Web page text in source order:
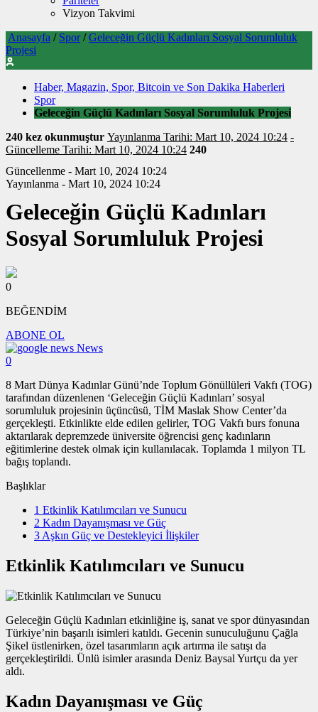
Vizyon Takvimi
Anasayfa / Spor / Geleceğin Güçlü Kadınları Sosyal Sorumluluk
Projesi
Haber, Magazin, Spor, Bitcoin ve Son Dakika Haberleri
Spor
Geleceğin Güçlü Kadınları Sosyal Sorumluluk Projesi
240 kez okunmuştur Yayınlanma Tarihi: Mart 10, 2024 10:24 -
Güncelleme Tarihi: Mart 10, 2024 10:24 240
Güncellenme - Mart 10, 2024 10:24
Yayınlanma - Mart 10, 2024 10:24
Geleceğin Güçlü Kadınları
Sosyal Sorumluluk Projesi
0
BEĞENDİM
ABONE OL
News
0
8 Mart Dünya Kadınlar Günü’nde Toplum Gönüllüleri Vakfı (TOG)
tarafından düzenlenen ‘Geleceğin Güçlü Kadınları’ sosyal
sorumluluk projesinin üçüncüsü, TİM Maslak Show Center’da
gerçekleşti. Etkinlikte elde edilen gelirler, TOG Vakfı burs fonuna
aktarılarak depremzede üniversite öğrencisi genç kadınların
eğitimlerine destek olmak için kullanılacak. Toplamda 1 milyon TL
bağış toplandı.
Başlıklar
1 Etkinlik Katılımcıları ve Sunucu
2 Kadın Dayanışması ve Güç
3Aşkın Güç ve Destekleyici İlişkiler
Etkinlik Katılımcıları ve Sunucu
Geleceğin Güçlü Kadınları etkinliğine iş, sanat ve spor dünyasından
Türkiye’nin başarılı isimleri katıldı. Gecenin sunuculuğunu Çağla
Şikel üstlenirken, özel tasarımların açık artırma ile satışı da
gerçekleştirildi. Ünlü isimler arasında Deniz Baysal Yurtçu da yer
aldı.
Kadın Dayanışması ve Güç